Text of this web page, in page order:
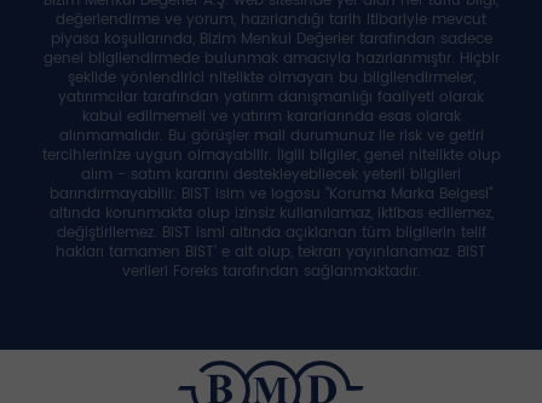
değerlendirme ve yorum, hazırlandığı tarih itibariyle mevcut
piyasa koşullarında, Bizim Menkul Değerler tarafından sadece
genel bilgilendirmede bulunmak amacıyla hazırlanmıştır. Hiçbir
şekilde yönlendirici nitelikte olmayan bu bilgilendirmeler,
yatırımcılar tarafından yatırım danışmanlığı faaliyeti olarak
kabul edilmemeli ve yatırım kararlarında esas olarak
alınmamalıdır. Bu görüşler mali durumunuz ile risk ve getiri
tercihlerinize uygun olmayabilir. İlgili bilgiler, genel nitelikte olup
alım - satım kararını destekleyebilecek yeterli bilgileri
barındırmayabilir. BIST isim ve logosu "Koruma Marka Belgesi"
altında korunmakta olup izinsiz kullanılamaz, iktibas edilemez,
değiştirilemez. BIST ismi altında açıklanan tüm bilgilerin telif
hakları tamamen BIST' e ait olup, tekrarı yayınlanamaz. BIST
verileri Foreks tarafından sağlanmaktadır.